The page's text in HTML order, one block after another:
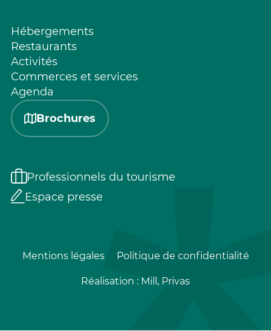
Hébergements
Restaurants
Activités
Commerces et services
Agenda
Brochures
Professionnels du tourisme
Espace presse
Mentions légales Politique de confidentialité
Réalisation : Mill, Privas